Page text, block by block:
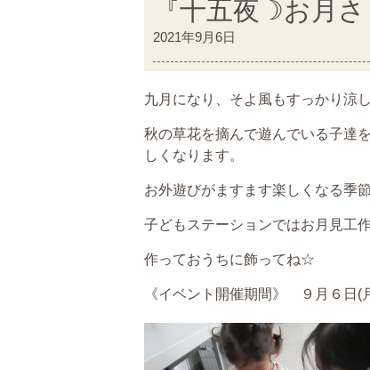
『十五夜☽お月さ
2021年9月6日
九月になり、そよ風もすっかり涼
秋の草花を摘んで遊んでいる子達
しくなります。
お外遊びがますます楽しくなる季節
子どもステーションではお月見工
作っておうちに飾ってね☆
《イベント開催期間》 ９月６日(